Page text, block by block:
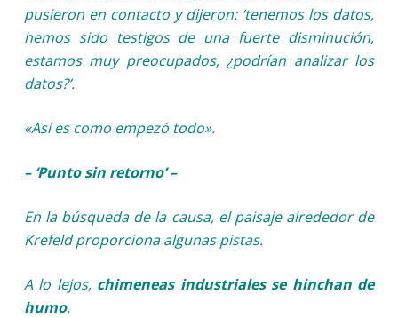
pusieron en contacto y dijeron: ‘tenemos los datos,
hemos sido testigos de una fuerte disminución,
estamos muy preocupados, ¿podrían analizar los
datos?’.
«Así es como empezó todo».
– ‘Punto sin retorno’ –
En la búsqueda de la causa, el paisaje alrededor de
Krefeld proporciona algunas pistas.
A lo lejos, chimeneas industriales se hinchan de
humo.